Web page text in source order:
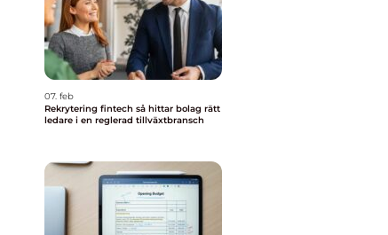
07. feb
Rekrytering fintech så hittar bolag rätt
ledare i en reglerad tillväxtbransch